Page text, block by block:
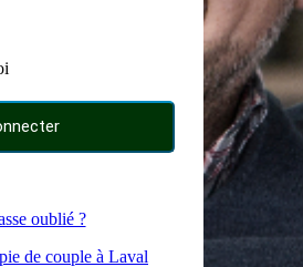
oublié ?
de couple à Laval